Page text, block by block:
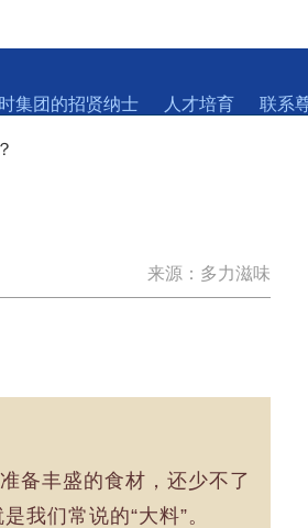
集团的招贤纳士 人才培育 联系
来源：多力滋味
备丰盛的食材，还少不了
们常说的“大料”。